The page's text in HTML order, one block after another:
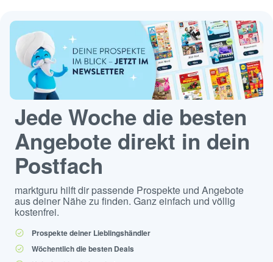
Jede Woche die besten
Angebote direkt in dein
Postfach
marktguru hilft dir passende Prospekte und Angebote
aus deiner Nähe zu finden. Ganz einfach und völlig
kostenfrei.
Prospekte deiner Lieblingshändler
Wöchentlich die besten Deals